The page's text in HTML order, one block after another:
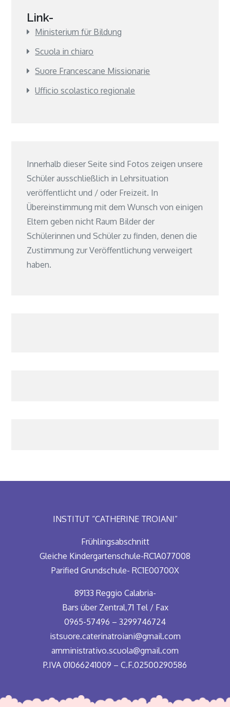
Link-
Ministerium für Bildung
Scuola in chiaro
Suore Francescane Missionarie
Ufficio scolastico regionale
Innerhalb dieser Seite sind Fotos zeigen unsere
Schüler ausschließlich in Lehrsituation
veröffentlicht und / oder Freizeit. In
Übereinstimmung mit dem Wunsch von einigen
Eltern geben nicht Raum Bilder der
Schülerinnen und Schüler zu finden, denen die
Zustimmung zur Veröffentlichung verweigert
haben.
INSTITUT “CATHERINE TROIANI”
Frühlingsabschnitt
Gleiche Kindergartenschule-RC1A077008
Parified Grundschule- RC1E00700X
89133 Reggio Calabria-
Bars über Zentral,71 Tel / Fax
0965-57496 – 3299746724
istsuore.caterinatroiani@gmail.com
amministrativo.scuola@gmail.com
P.IVA 01066241009 – C.F.02500290586